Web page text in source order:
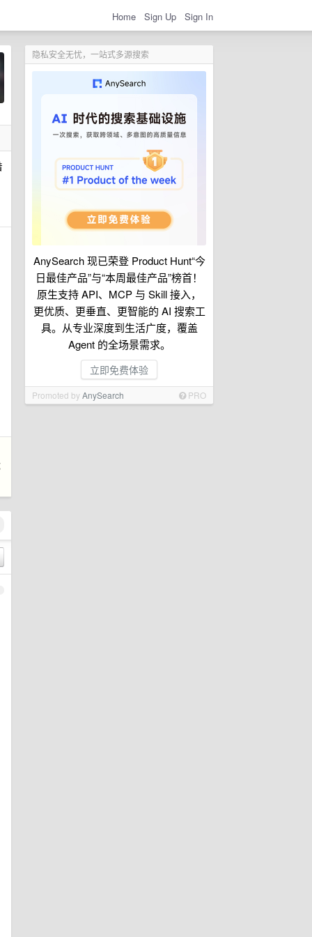
Home Sign Up Sign In
隐私安全无忧，一站式多源搜索
AnySearch 现已荣登 Product Hunt“今
日最佳产品”与“本周最佳产品”榜首！
原生支持 API、MCP 与 Skill 接入，
更优质、更垂直、更智能的 AI 搜索工
具。从专业深度到生活广度，覆盖
Agent 的全场景需求。
立即免费体验
Promoted byAnySearch PRO